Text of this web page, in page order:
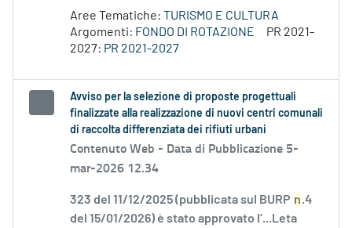
Aree Tematiche: TURISMO E CULTURA
Argomenti: FONDO DI ROTAZIONE
PR 2021-
2027: PR 2021-2027
Avviso per la selezione di proposte progettuali
finalizzate alla realizzazione di nuovi centri comunali
di raccolta differenziata dei rifiuti urbani
Contenuto Web - Data di Pubblicazione 5-
mar-2026 12.34
323 del 11/12/2025 (pubblicata sul BURP n.4
del 15/01/2026) è stato approvato l’...Leta